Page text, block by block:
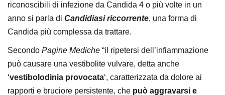
riconoscibili di infezione da Candida 4 o più volte in un
anno si parla di Candidiasi riccorrente, una forma di
Candida più complessa da trattare.
Secondo Pagine Mediche “il ripetersi dell’infiammazione
può causare una vestibolite vulvare, detta anche
‘vestibolodinia provocata‘, caratterizzata da dolore ai
rapporti e bruciore persistente, che può aggravarsi e